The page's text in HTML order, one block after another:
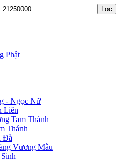
Giá
tối
Lọc
Phật
- Ngọc Nữ
Liên
Tam Thánh
Thánh
Đà
Vương Mẫu